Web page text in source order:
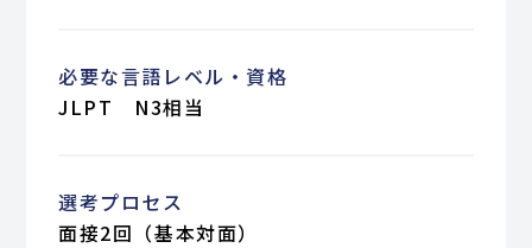
必要な言語レベル・資格
JLPT N3相当
選考プロセス
面接2回（基本対面）